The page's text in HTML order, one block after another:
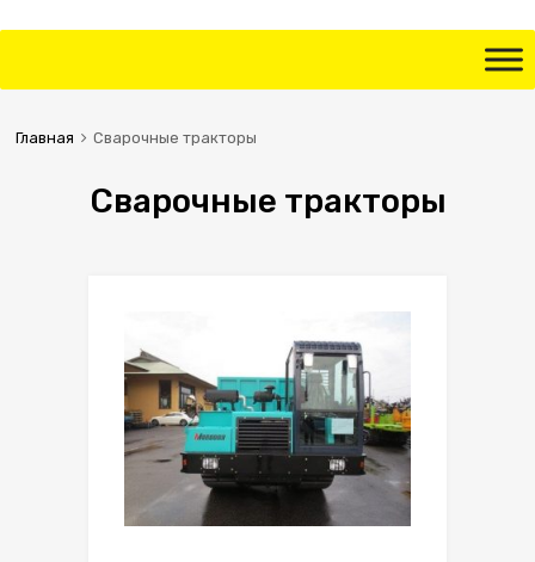
Главная Сварочные тракторы
Сварочные тракторы